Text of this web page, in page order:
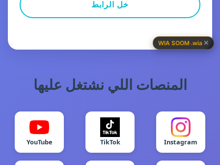
خل الرابط
المنصات اللي نشتغل عليها
YouTube TikTok Instagram
WIA SOOM·.wia ✕